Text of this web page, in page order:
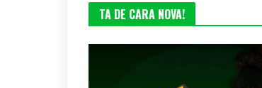
TA DE CARA NOVA!